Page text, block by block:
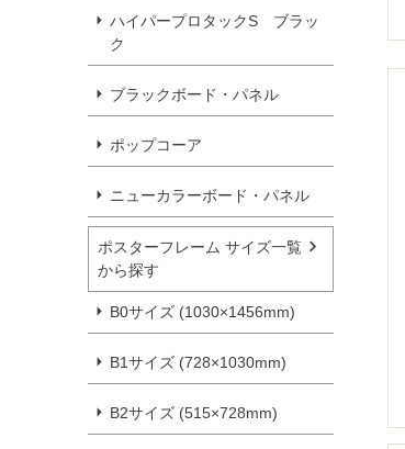
ハイパープロタックS ブラッ
ク
ブラックボード・パネル
ポップコーア
ニューカラーボード・パネル
ポスターフレーム サイズ一覧
から探す
B0サイズ (1030×1456mm)
B1サイズ (728×1030mm)
B2サイズ (515×728mm)